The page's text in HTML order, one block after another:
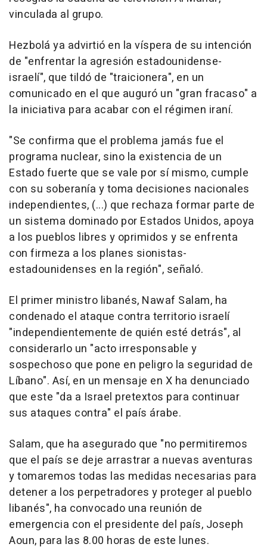
vinculada al grupo.
Hezbolá ya advirtió en la víspera de su intención
de "enfrentar la agresión estadounidense-
israelí", que tildó de "traicionera", en un
comunicado en el que auguró un "gran fracaso" a
la iniciativa para acabar con el régimen iraní.
"Se confirma que el problema jamás fue el
programa nuclear, sino la existencia de un
Estado fuerte que se vale por sí mismo, cumple
con su soberanía y toma decisiones nacionales
independientes, (...) que rechaza formar parte de
un sistema dominado por Estados Unidos, apoya
a los pueblos libres y oprimidos y se enfrenta
con firmeza a los planes sionistas-
estadounidenses en la región", señaló.
El primer ministro libanés, Nawaf Salam, ha
condenado el ataque contra territorio israelí
"independientemente de quién esté detrás", al
considerarlo un "acto irresponsable y
sospechoso que pone en peligro la seguridad de
Líbano". Así, en un mensaje en X ha denunciado
que este "da a Israel pretextos para continuar
sus ataques contra" el país árabe.
Salam, que ha asegurado que "no permitiremos
que el país se deje arrastrar a nuevas aventuras
y tomaremos todas las medidas necesarias para
detener a los perpetradores y proteger al pueblo
libanés", ha convocado una reunión de
emergencia con el presidente del país, Joseph
Aoun, para las 8.00 horas de este lunes.